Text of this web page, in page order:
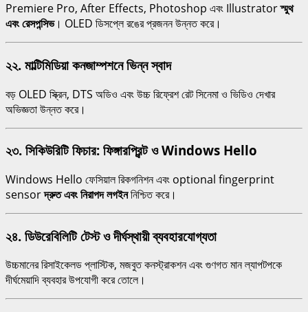
Premiere Pro, After Effects, Photoshop এবং Illustratorস্মুথ
এবং রেসপন্সিভ। OLED ডিসপ্লে রঙের প্রজনন উন্নত করে।
২২. মাল্টিমিডিয়া কনজাম্পশনে ভিন্ন স্বাদ
বড় OLED স্ক্রিন, DTS অডিও এবং উচ্চ রিফ্রেশ রেট সিনেমা ও ভিডিও দেখার
অভিজ্ঞতা উন্নত করে।
২৩. সিকিউরিটি ফিচার: ফিঙ্গারপ্রিন্ট ও Windows Hello
Windows Hello ফেসিয়াল রিকগনিশন এবং optional fingerprint
sensorদ্রুত এবং নিরাপদ লগইননিশ্চিত করে।
২৪. ডিউরেবিলিটি টেস্ট ও দীর্ঘস্থায়ী ব্যবহারযোগ্যতা
উচ্চমানের রিসাইকেলড প্লাস্টিক, মজবুত কনস্ট্রাকশন এবং গুণগত মান ল্যাপটপকে
দীর্ঘমেয়াদি ব্যবহার উপযোগী করে তোলে।